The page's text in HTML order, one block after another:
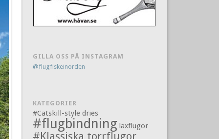
GILLA OSS PÅ INSTAGRAM
@flugfiskeinorden
KATEGORIER
#Catskill-style dries
#flugbindning laxflugor
#Klassiska torrflugor